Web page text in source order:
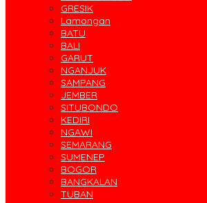
GRESIK
Lamongan
BATU
BALI
GARUT
NGANJUK
SAMPANG
JEMBER
SITUBONDO
KEDIRI
NGAWI
SEMARANG
SUMENEP
BOGOR
BANGKALAN
TUBAN